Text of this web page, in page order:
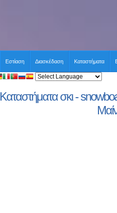
Εστίαση Διασκέδαση Καταστήματα
Καταστήματα σκι -